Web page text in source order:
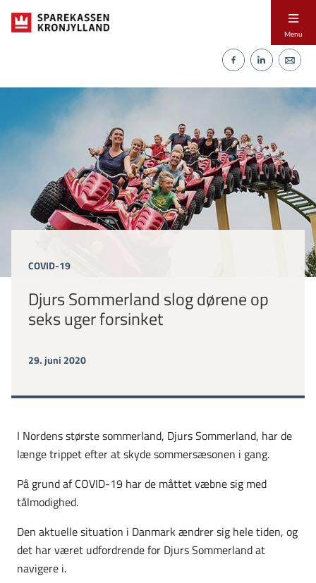
Menu
COVID-19
Djurs Sommerland slog dørene op
seks uger forsinket
29. juni 2020
I Nordens største sommerland, Djurs Sommerland, har de
længe trippet efter at skyde sommersæsonen i gang.
På grund af COVID-19 har de måttet væbne sig med
tålmodighed.
Den aktuelle situation i Danmark ændrer sig hele tiden, og
det har været udfordrende for Djurs Sommerland at
navigere i.